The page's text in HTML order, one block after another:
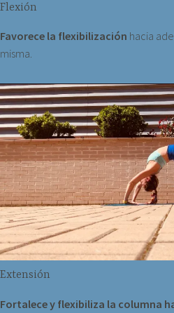
Flexión
Favorece la flexibilización hacia
misma.
Extensión
Fortalece y flexibiliza la columna